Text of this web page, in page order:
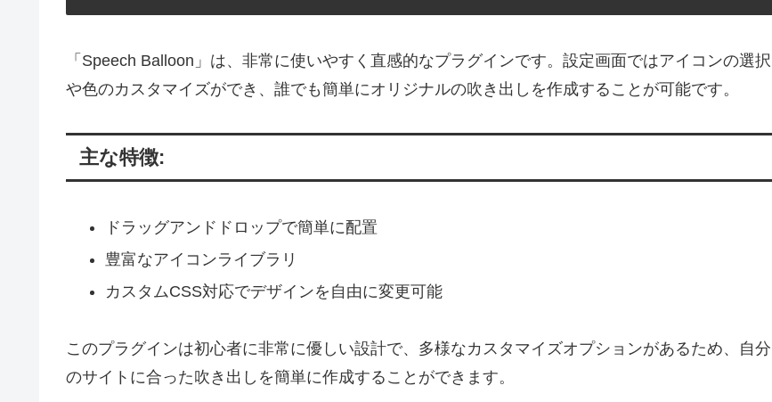
「Speech Balloon」は、非常に使いやすく直感的なプラグインです。設定画面ではアイコンの選択
や色のカスタマイズができ、誰でも簡単にオリジナルの吹き出しを作成することが可能です。
主な特徴:
ドラッグアンドドロップで簡単に配置
豊富なアイコンライブラリ
カスタムCSS対応でデザインを自由に変更可能
このプラグインは初心者に非常に優しい設計で、多様なカスタマイズオプションがあるため、自分
のサイトに合った吹き出しを簡単に作成することができます。